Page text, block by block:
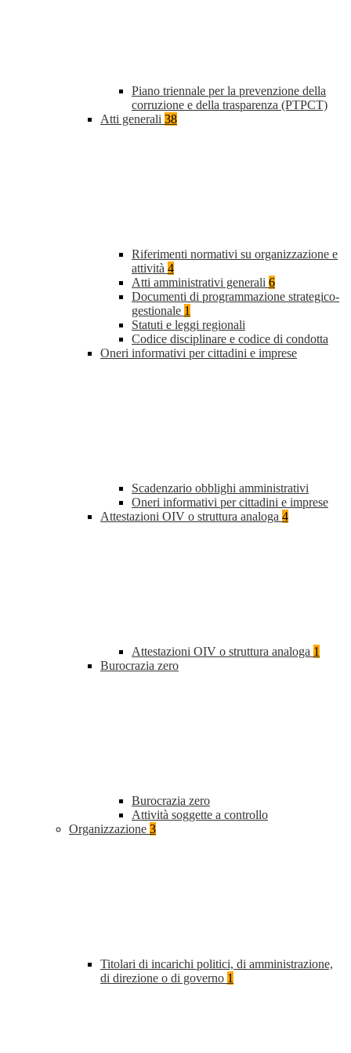
Piano triennale per la prevenzione della
corruzione e della trasparenza (PTPCT)
Atti generali 38
Riferimenti normativi su organizzazione e
attività 4
Atti amministrativi generali 6
Documenti di programmazione strategico-
gestionale 1
Statuti e leggi regionali
Codice disciplinare e codice di condotta
Oneri informativi per cittadini e imprese
Scadenzario obblighi amministrativi
Oneri informativi per cittadini e imprese
Attestazioni OIV o struttura analoga 4
Attestazioni OIV o struttura analoga 1
Burocrazia zero
Burocrazia zero
Attività soggette a controllo
Organizzazione 3
Titolari di incarichi politici, di amministrazione,
di direzione o di governo 1